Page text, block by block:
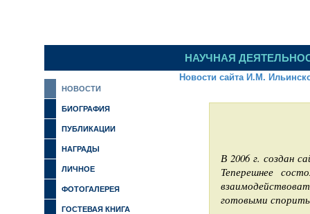
НАУЧНАЯ
НОВОСТИ
БИОГРАФИЯ
ПУБЛИКАЦИИ
НАГРАДЫ
ЛИЧНОЕ
ФОТОГАЛЕРЕЯ
ГОСТЕВАЯ КНИГА
Новости сайта И.М.
В 2006 г. создан
Теперешнее
готовыми